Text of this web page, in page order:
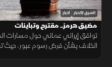
الشرق للأخبار أخبار
مضيق هرمز.. مقترح وتباينات
توافق إيراني عماني حول مسارات
الخلاف بشأن فرض رسوم عبور، حيث